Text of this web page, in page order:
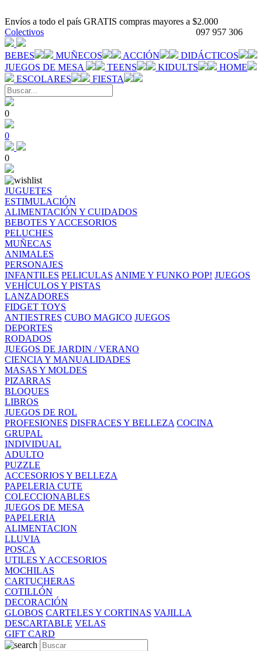
Envíos a todo el país GRATIS compras mayores a $2.000
097 957 306
Colectivos
BEBES MUÑECOS ACCIÓN
DIDÁCTICOS
JUEGOS DE MESA
TEENS KIDULTS
HOME
ESCOLARES
FIESTA
0
0
0
JUGUETES
ESTIMULACIÓN
ALIMENTACIÓN Y CUIDADOS
BEBOTES Y ACCESORIOS
PELUCHES
MUÑECAS
ANIMALES
PERSONAJES
INFANTILES PELICULAS ANIME Y FUNKO POP! JUEGOS
VEHÍCULOS Y PISTAS
LANZADORES
FIDGET TOYS
ANTIESTRES CUBO MAGICO JUEGOS
DEPORTES
RODADOS
JUEGOS DE JARDIN / VERANO
CIENCIA Y MANUALIDADES
MASAS Y MOLDES
PIZARRAS
BLOQUES
LIBROS
JUEGOS DE ROL
PROFESIONES DISFRACES Y BELLEZA COCINA
GRUPAL
INDIVIDUAL
ADULTO
PUZZLE
ACCESORIOS Y BELLEZA
PAPELERIA CUTE
COLECCIONABLES
JUEGOS DE MESA
PAPELERIA
ALIMENTACION
LLUVIA
POSCA
UTILES Y ACCESORIOS
MOCHILAS
CARTUCHERAS
COTILLÓN
DECORACIÓN
GLOBOS CARTELES Y CORTINAS VAJILLA
DESCARTABLE VELAS
GIFT CARD